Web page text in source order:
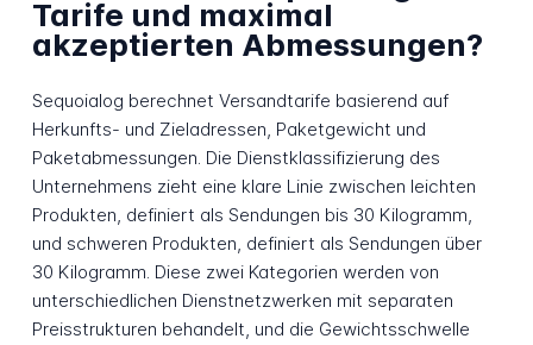
Tarife und maximal
akzeptierten Abmessungen?
Sequoialog berechnet Versandtarife basierend auf
Herkunfts- und Zieladressen, Paketgewicht und
Paketabmessungen. Die Dienstklassifizierung des
Unternehmens zieht eine klare Linie zwischen leichten
Produkten, definiert als Sendungen bis 30 Kilogramm,
und schweren Produkten, definiert als Sendungen über
30 Kilogramm. Diese zwei Kategorien werden von
unterschiedlichen Dienstnetzwerken mit separaten
Preisstrukturen behandelt, und die Gewichtsschwelle